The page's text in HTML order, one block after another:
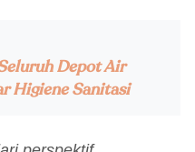
Depot Air
Higiene Sanitasi